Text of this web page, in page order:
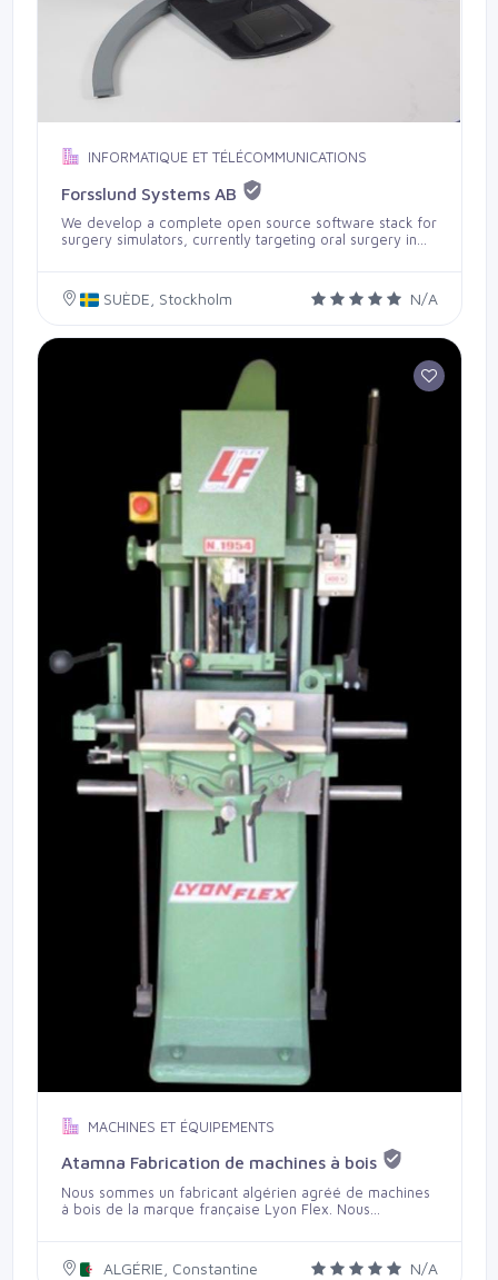
INFORMATIQUE ET TÉLÉCOMMUNICATIONS
Forsslund Systems AB
We develop a complete open source software stack for
surgery simulators, currently targeting oral surgery in
flag ship product, the oral surgery simulator, has
recently been incorporated in courses at Karolinska
parties. The Kobra simulator was developed with the
user in mind. We have collaborated with oral surgeons
at Karolinska Institutet in Huddinge to ensure that it aids
in important aspects of teacher-student interaction.
SUÈDE, Stockholm N/A
MACHINES ET ÉQUIPEMENTS
Atamna Fabrication de machines à bois
Nous sommes un fabricant algérien agréé de machines
à bois de la marque française Lyon Flex. Nous
ALGÉRIE, Constantine N/A